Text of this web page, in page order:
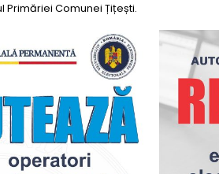
Comunei Țițești.